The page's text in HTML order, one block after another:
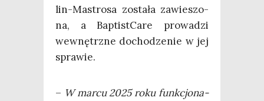
lin-Mastro­sa zosta­ła zawie­szo­
na, a Bap­ti­st­Ca­re pro­wa­dzi
wewnętrz­ne docho­dze­nie w jej
sprawie.
– W mar­cu 2025 roku funk­cjo­na­